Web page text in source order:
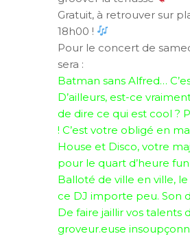
Gratuit, à retrouver sur
18h00 !
Pour le concert de
sera :
Batman sans Alfred…
D’ailleurs, est-ce
de dire ce qui est cool ?
! C’est votre obligé en
House et Disco, votre
pour le quart d’heure
Balloté de ville en ville, le
ce DJ importe peu. Son
De faire jaillir vos talents
groveur.euse